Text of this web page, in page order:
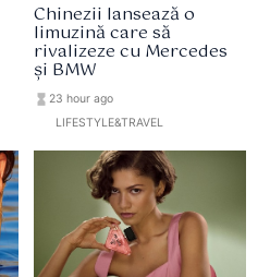
Chinezii lansează o
limuzină care să
rivalizeze cu Mercedes
și BMW
hourglass_full 23 hour ago
LIFESTYLE&TRAVEL